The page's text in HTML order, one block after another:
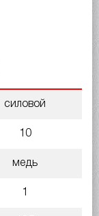
силовой
10
медь
1